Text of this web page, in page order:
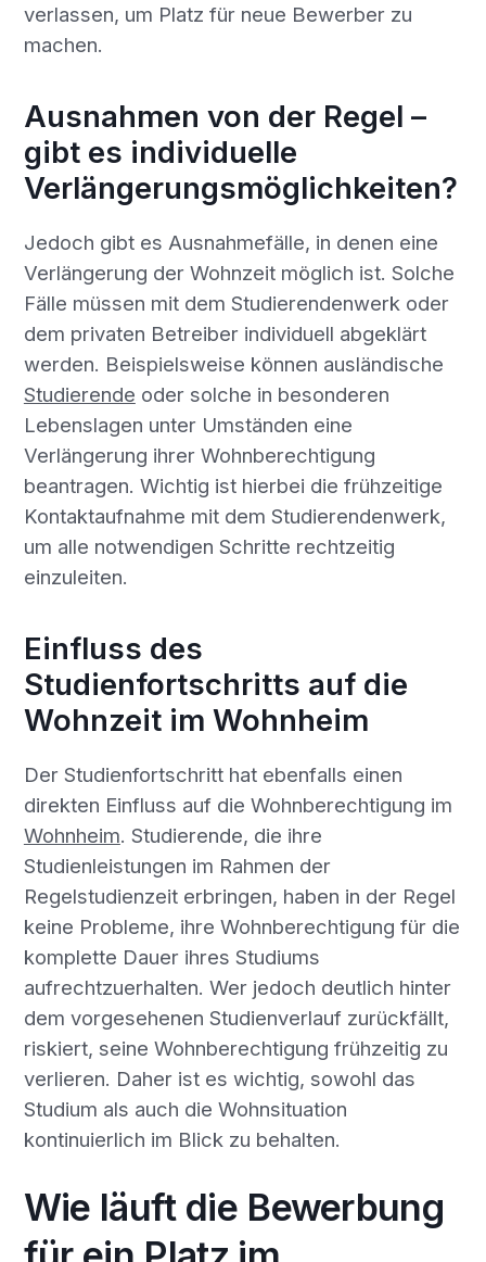
verlassen, um Platz für neue Bewerber zu
machen.
Ausnahmen von der Regel –
gibt es individuelle
Verlängerungsmöglichkeiten?
Jedoch gibt es Ausnahmefälle, in denen eine
Verlängerung der Wohnzeit möglich ist. Solche
Fälle müssen mit dem Studierendenwerk oder
dem privaten Betreiber individuell abgeklärt
werden. Beispielsweise können ausländische
Studierende oder solche in besonderen
Lebenslagen unter Umständen eine
Verlängerung ihrer Wohnberechtigung
beantragen. Wichtig ist hierbei die frühzeitige
Kontaktaufnahme mit dem Studierendenwerk,
um alle notwendigen Schritte rechtzeitig
einzuleiten.
Einfluss des
Studienfortschritts auf die
Wohnzeit im Wohnheim
Der Studienfortschritt hat ebenfalls einen
direkten Einfluss auf die Wohnberechtigung im
Wohnheim. Studierende, die ihre
Studienleistungen im Rahmen der
Regelstudienzeit erbringen, haben in der Regel
keine Probleme, ihre Wohnberechtigung für die
komplette Dauer ihres Studiums
aufrechtzuerhalten. Wer jedoch deutlich hinter
dem vorgesehenen Studienverlauf zurückfällt,
riskiert, seine Wohnberechtigung frühzeitig zu
verlieren. Daher ist es wichtig, sowohl das
Studium als auch die Wohnsituation
kontinuierlich im Blick zu behalten.
Wie läuft die Bewerbung